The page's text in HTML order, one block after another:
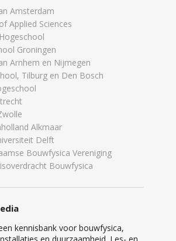
Amsterdam
Applied Sciences
Groningen
Arnhem en Nijmegen
Tilburg en Den Bosch
Alkmaar
Delft
Bouwfysica Vereniging
Bouwfysica
kennisbank voor bouwfysica,